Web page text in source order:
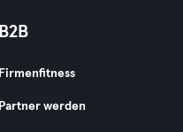
B2B
Firmenfitness
Partner werden